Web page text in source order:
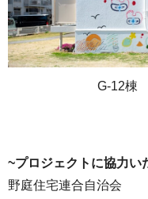
G-12棟
~プロジェクトに協力い
野庭住宅連合自治会